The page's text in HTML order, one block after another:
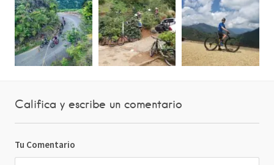
Califica y escribe un comentario
Tu Comentario